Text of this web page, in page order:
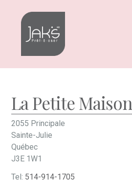
Aller
navigation
Aller
contenu
La Petite Maison
2055 Principale
Sainte-Julie
Québec
J3E 1W1
Tel: 514-914-1705